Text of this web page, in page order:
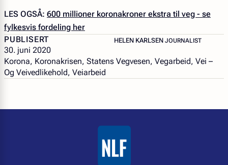
LES OGSÅ: 600 millioner koronakroner ekstra til veg - se
fylkesvis fordeling her
PUBLISERT
30. juni 2020
HELEN KARLSEN – JOURNALIST
JOURNALIST
Korona, Koronakrisen, Statens Vegvesen, Vegarbeid, Vei –
Og Veivedlikehold, Veiarbeid